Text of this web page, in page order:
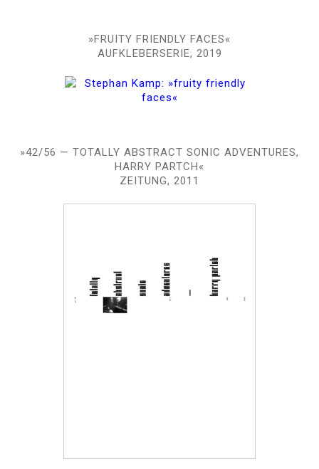
»FRUITY FRIENDLY FACES«
AUFKLEBERSERIE, 2019
»42/56 — TOTALLY ABSTRACT SONIC ADVENTURES,
HARRY PARTCH«
ZEITUNG, 2011